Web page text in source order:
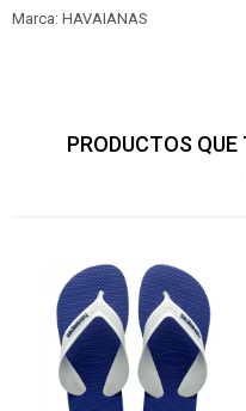
Marca: HAVAIANAS
PRODUCTOS QUE